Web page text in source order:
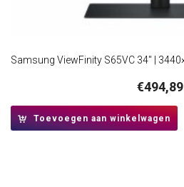
€494,89
Toevoegen aan winkelwagen